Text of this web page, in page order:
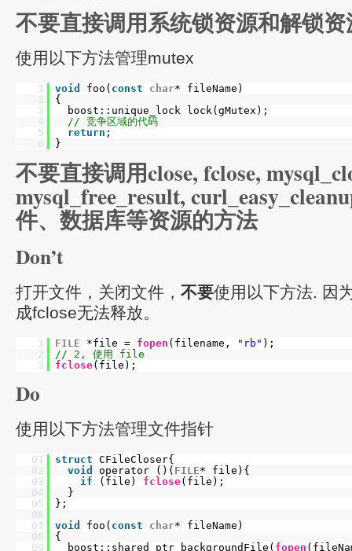
不要直接调用系统锁资源和解锁资
使用以下方法管理mutex
1 void foo( const char* fileName)
2
{
3
boost::unique_lock lock(gMutex);
4
// 竞争区域的代码
5
return ;
6
}
不要直接调用close, fclose,
mysql_free_result,
件、数据库等资源的方法
Don’t
打开文件，关闭文件， 不要使用以下方法. 因
成fclose无法释放。
1 FILE *file = fopen (filename, "rb" );
2
// 2, 使用 file
3
fclose(file);
Do
使用以下方法管理文件指针
01 struct CFileCloser{
02
void operator ()( FILE* file){
03
if (file) fclose(file);
04
}
05
};
06
07
void foo( const char* fileName)
08
{
09
boost::shared_ptr backgroundFile( fopen